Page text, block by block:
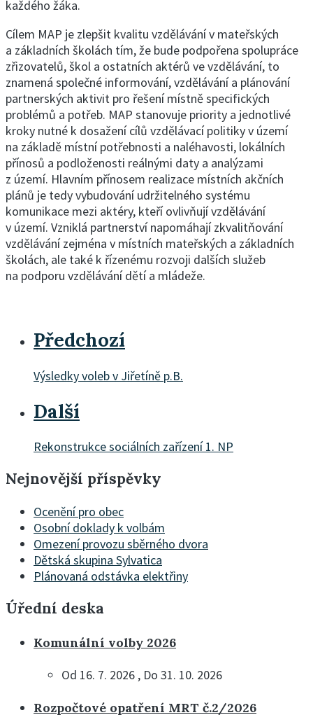
každého žáka.
Cílem MAP je zlepšit kvalitu vzdělávání v mateřských
a základních školách tím, že bude podpořena spolupráce
zřizovatelů, škol a ostatních aktérů ve vzdělávání, to
znamená společné informování, vzdělávání a plánování
partnerských aktivit pro řešení místně specifických
problémů a potřeb. MAP stanovuje priority a jednotlivé
kroky nutné k dosažení cílů vzdělávací politiky v území
na základě místní potřebnosti a naléhavosti, lokálních
přínosů a podloženosti reálnými daty a analýzami
z území. Hlavním přínosem realizace místních akčních
plánů je tedy vybudování udržitelného systému
komunikace mezi aktéry, kteří ovlivňují vzdělávání
v území. Vzniklá partnerství napomáhají zkvalitňování
vzdělávání zejména v místních mateřských a základních
školách, ale také k řízenému rozvoji dalších služeb
na podporu vzdělávání dětí a mládeže.
Předchozí
Výsledky voleb v Jiřetíně p.B.
Další
Rekonstrukce sociálních zařízení 1. NP
Nejnovější příspěvky
Ocenění pro obec
Osobní doklady k volbám
Omezení provozu sběrného dvora
Dětská skupina Sylvatica
Plánovaná odstávka elektřiny
Úřední deska
Komunální volby 2026
Od 16. 7. 2026 , Do 31. 10. 2026
Rozpočtové opatření MRT č.2/2026